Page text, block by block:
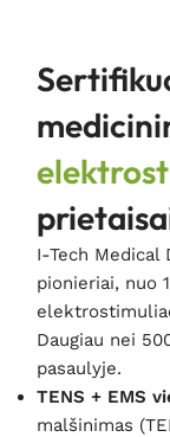
I-Tech
pionieriai, nuo
Daugiau nei
pasaulyje.
TENS + EMS
malšinimas